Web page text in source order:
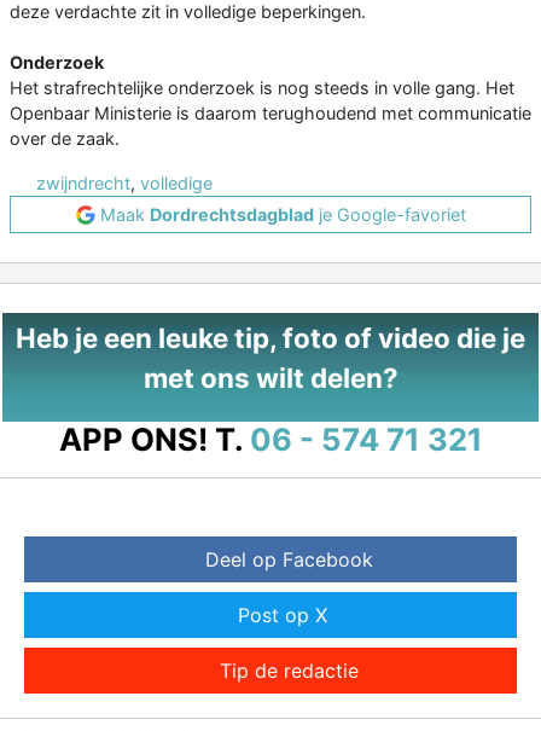
deze verdachte zit in volledige beperkingen.
Onderzoek
Het strafrechtelijke onderzoek is nog steeds in volle gang. Het
Openbaar Ministerie is daarom terughoudend met communicatie
over de zaak.
zwijndrecht, volledige
Maak Dordrechtsdagbladje Google-favoriet
Heb je een leuke tip, foto of video die je
met ons wilt delen?
APP ONS! T. 06 - 574 71 321
Deel op Facebook
Post op X
Tip de redactie